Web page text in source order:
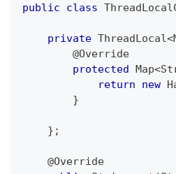
public class
private ThreadLocal<
@Override
protected Map<
return
new
}
} ;
@Override